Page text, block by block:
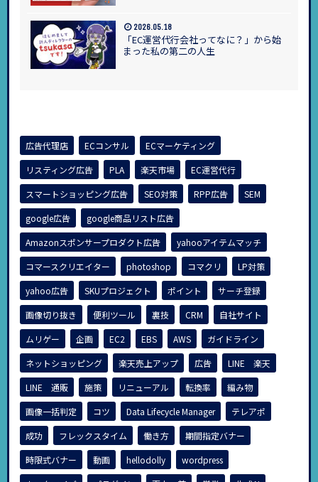
「EC運営代行会社ってなに？」から始
まった私の第二の人生
2026.05.18
広告代理店 ECコンサル
ECマーケティング
リスティング広告
PLA 楽天市場
EC運営代行
スマートショッピング広告
SEO対策 RPP広告
SEM
google広告
google商品リスト広告
Amazonスポンサープロダクト広告
yahooアイテムマッチ
コマースクリエイター
photoshop コマクリ
LP対策
yahoo広告
SKUプロジェクト ポイント
サーチ登録
画像切り抜き
便利ツール 裏技 CRM
自社サイト
ムリゲー
企画 EC2 EBS AWS
ガイドライン
ネットショッピング
楽天売上アップ 広告
LINE 楽天
LINE 通販
施策 リニューアル 転換率
編み物
画像一括判定
コツ Data Lifecycle Manager
テレアポ
成功
フレックスタイム 働き方
期間指定バナー
時限式バナー
動画 hellodolly
wordpress